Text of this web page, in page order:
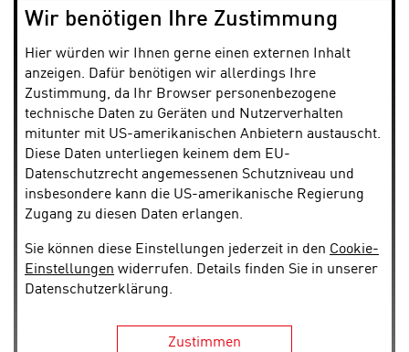
Wir benötigen Ihre Zustimmung
Hier würden wir Ihnen gerne einen externen Inhalt
anzeigen. Dafür benötigen wir allerdings Ihre
Zustimmung, da Ihr Browser personenbezogene
technische Daten zu Geräten und Nutzerverhalten
mitunter mit US-amerikanischen Anbietern austauscht.
Diese Daten unterliegen keinem dem EU-
Datenschutzrecht angemessenen Schutzniveau und
insbesondere kann die US-amerikanische Regierung
Zugang zu diesen Daten erlangen.
Sie können diese Einstellungen jederzeit in den Cookie-
Einstellungen widerrufen. Details finden Sie in unserer
Datenschutzerklärung.
Zustimmen